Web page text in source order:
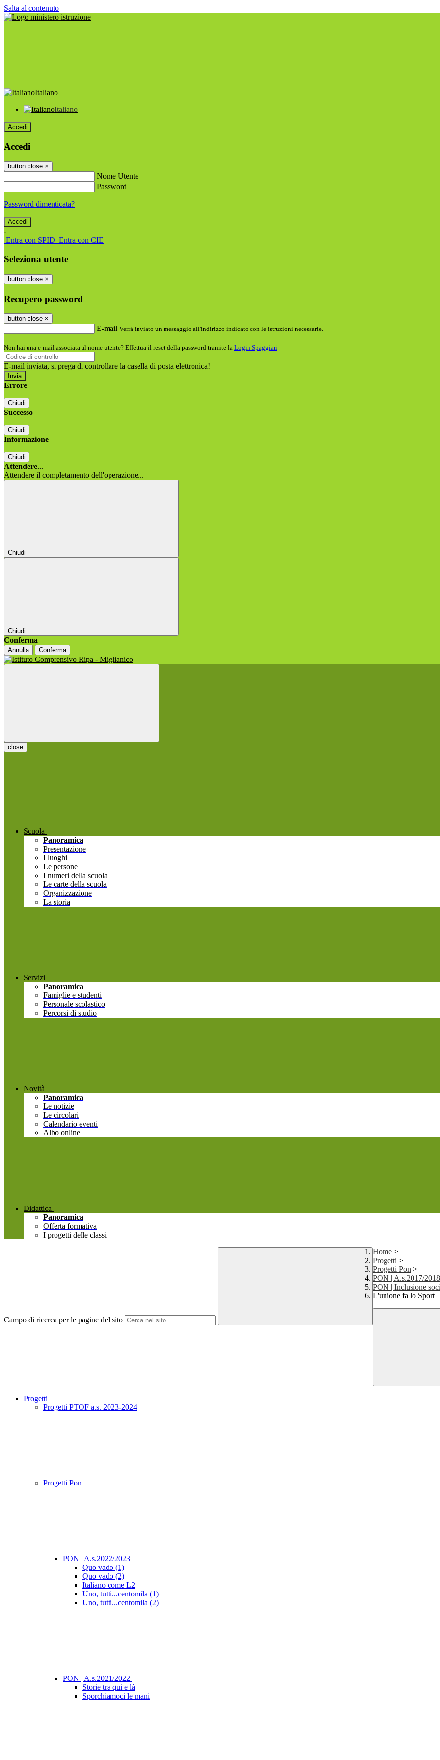
Salta al contenuto
Italiano
Italiano
Accedi
Accedi
button close ×
Nome Utente
Password
Password dimenticata?
-
Entra con SPID Entra con CIE
Seleziona utente
button close ×
Recupero password
button close ×
E-mail Verrà inviato un messaggio all'indirizzo indicato con le istruzioni necessarie.
Non hai una e-mail associata al nome utente? Effettua il reset della password tramite la Login Spaggiari
E-mail inviata, si prega di controllare la casella di posta elettronica!
Errore
Chiudi
Successo
Chiudi
Informazione
Chiudi
Attendere...
Attendere il completamento dell'operazione...
Chiudi
Chiudi
Conferma
Annulla Conferma
close
Scuola
Panoramica
Presentazione
I luoghi
Le persone
I numeri della scuola
Le carte della scuola
Organizzazione
La storia
Servizi
Panoramica
Famiglie e studenti
Personale scolastico
Percorsi di studio
Novità
Panoramica
Le notizie
Le circolari
Calendario eventi
Albo online
Didattica
Panoramica
Offerta formativa
I progetti delle classi
Campo di ricerca per le pagine del sito
Home >
Progetti >
Progetti Pon >
PON | A.s.2017/2018
PON | Inclusione
L'unione fa lo Sport
Progetti
Progetti PTOF a.s. 2023-2024
Progetti Pon
PON | A.s.2022/2023
Quo vado (1)
Quo vado (2)
Italiano come L2
Uno, tutti...centomila (1)
Uno, tutti...centomila (2)
PON | A.s.2021/2022
Storie tra qui e là
Sporchiamoci le mani